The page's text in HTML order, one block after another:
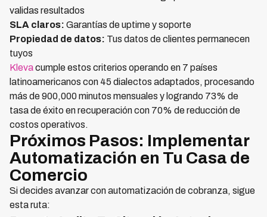
validas resultados
SLA claros: Garantías de uptime y soporte
Propiedad de datos: Tus datos de clientes permanecen
tuyos
Klevacumple estos criterios operando en 7 países
latinoamericanos con 45 dialectos adaptados, procesando
más de 900,000 minutos mensuales y logrando 73% de
tasa de éxito en recuperación con 70% de reducción de
costos operativos.
Próximos Pasos: Implementar
Automatización en Tu Casa de
Comercio
Si decides avanzar con automatización de cobranza, sigue
esta ruta: